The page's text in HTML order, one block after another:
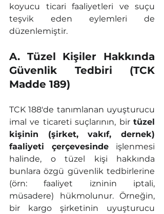
koyucu ticari faaliyetleri ve suçu
teşvik eden eylemleri de
düzenlemiştir.
A. Tüzel Kişiler Hakkında
Güvenlik Tedbiri (TCK
Madde 189)
TCK 188'de tanımlanan uyuşturucu
imal ve ticareti suçlarının, bir tüzel
kişinin (şirket, vakıf, dernek)
faaliyeti çerçevesinde işlenmesi
halinde, o tüzel kişi hakkında
bunlara özgü güvenlik tedbirlerine
(örn: faaliyet izninin iptali,
müsadere) hükmolunur. Örneğin,
bir kargo şirketinin uyuşturucu